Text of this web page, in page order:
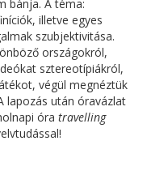
bánja. A téma:
illetve egyes
szubjektivitása.
országokról,
sztereotípiákról,
végül megnéztük
lapozás után óravázlat
óra travelling